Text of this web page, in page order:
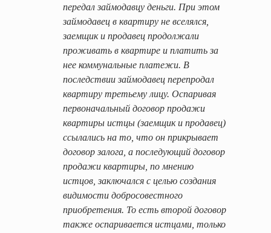
передал займодавцу деньги. При этом
займодавец в квартиру не вселялся,
заемщик и продавец продолжали
проживать в квартире и платить за
нее коммунальные платежи. В
последствии займодавец перепродал
квартиру третьему лицу. Оспаривая
первоначальный договор продажи
квартиры истцы (заемщик и продавец)
ссылались на то, что он прикрывает
договор залога, а последующий договор
продажи квартиры, по мнению
истцов, заключался с целью создания
видимости добросовестного
приобретения. То есть второй договор
также оспаривается истцами, только